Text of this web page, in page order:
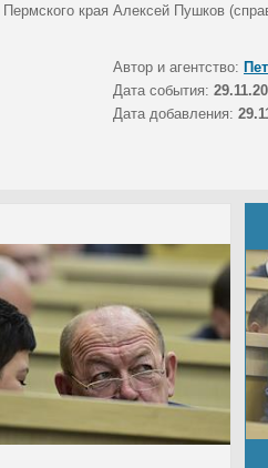
края Алексей Пушков
Автор и агентство:
Дата события:
Дата добавления: